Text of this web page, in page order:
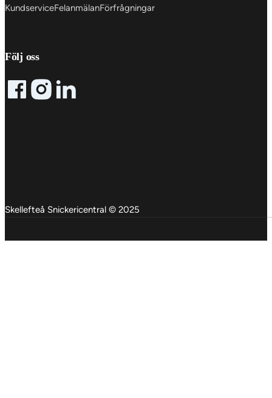
KundserviceFelanmälanFörfrågningar
Följ oss
Follow me on Facebook
Follow me on X
Skellefteå Snickericentral © 2025